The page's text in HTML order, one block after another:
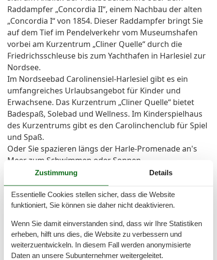
Raddampfer „Concordia II“, einem Nachbau der alten
„Concordia I“ von 1854. Dieser Raddampfer bringt Sie
auf dem Tief im Pendelverkehr vom Museumshafen
vorbei am Kurzentrum „Cliner Quelle“ durch die
Friedrichsschleuse bis zum Yachthafen in Harlesiel zur
Nordsee.
Im Nordseebad Carolinensiel-Harlesiel gibt es ein
umfangreiches Urlaubsangebot für Kinder und
Erwachsene. Das Kurzentrum „Cliner Quelle“ bietet
Badespaß, Solebad und Wellness. Im Kinderspielhaus
des Kurzentrums gibt es den Carolinchenclub für Spiel
und Spaß.
Oder Sie spazieren längs der Harle-Promenade an's
Meer zum Schwimmen oder Sonnen.
Bei Ebbe können Sie sich im beheizten
Meerwasserfreibad direkt am Strand vergnügen. Oder
Sie wandern im Watt mit ausgebildeten Wattführern,
das bietet Spannung und Erholung für die ganze
Familie.
Natürlich gibt es im schönen Ort Carolinensiel alles,
was Sie zum täglichen Leben benötigen: Supermärkte,
Bäcker, Fischläden, Friseur, Apotheke, Ärzte, Banken
Zustimmung Details
Essentielle Cookies stellen sicher, dass die Website
funktioniert, Sie können sie daher nicht deaktivieren.
Wenn Sie damit einverstanden sind, dass wir Ihre Statistiken
erheben, hilft uns dies, die Website zu verbessern und
weiterzuentwickeln. In diesem Fall werden anonymisierte
Daten an unsere Subunternehmer weitergeleitet.